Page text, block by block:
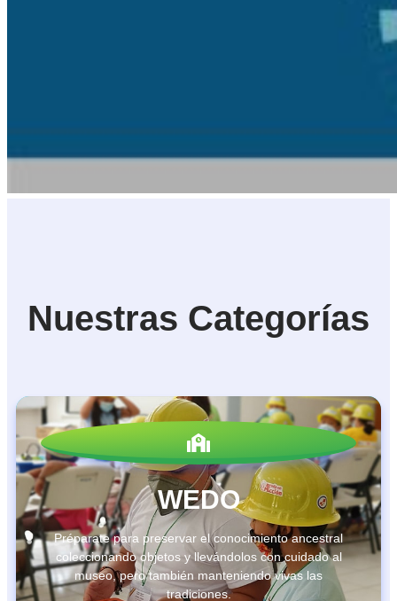
Nuestras Categorías
WEDO
Préparate para preservar el conocimiento ancestral
coleccionando objetos y llevándolos con cuidado al
museo, pero también manteniendo vivas las
tradiciones.